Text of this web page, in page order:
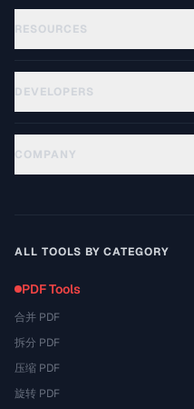
RESOURCES
DEVELOPERS
COMPANY
ALL TOOLS BY CATEGORY
PDF Tools
合并 PDF
拆分 PDF
压缩 PDF
旋转 PDF